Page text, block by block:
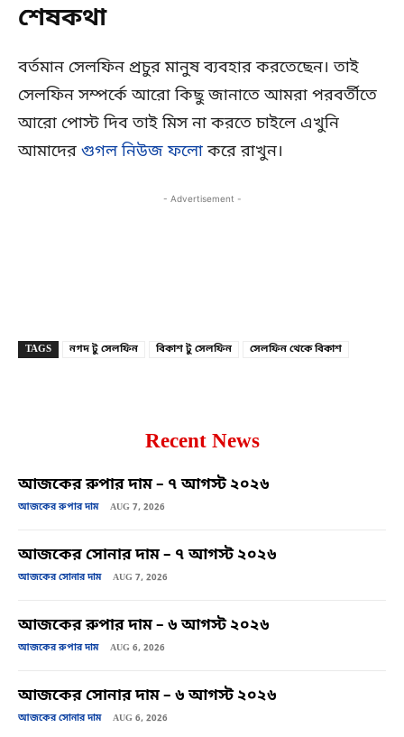
শেষকথা
বর্তমান সেলফিন প্রচুর মানুষ ব্যবহার করতেছেন। তাই
সেলফিন সম্পর্কে আরো কিছু জানাতে আমরা পরবর্তীতে
আরো পোস্ট দিব তাই মিস না করতে চাইলে এখুনি
আমাদের গুগল নিউজ ফলোকরে রাখুন।
- Advertisement -
TAGS নগদ টু সেলফিন বিকাশ টু সেলফিন সেলফিন থেকে বিকাশ
Recent News
আজকের রুপার দাম – ৭ আগস্ট ২০২৬
আজকের রুপার দাম AUG 7, 2026
আজকের সোনার দাম – ৭ আগস্ট ২০২৬
আজকের সোনার দাম AUG 7, 2026
আজকের রুপার দাম – ৬ আগস্ট ২০২৬
আজকের রুপার দাম AUG 6, 2026
আজকের সোনার দাম – ৬ আগস্ট ২০২৬
আজকের সোনার দাম AUG 6, 2026